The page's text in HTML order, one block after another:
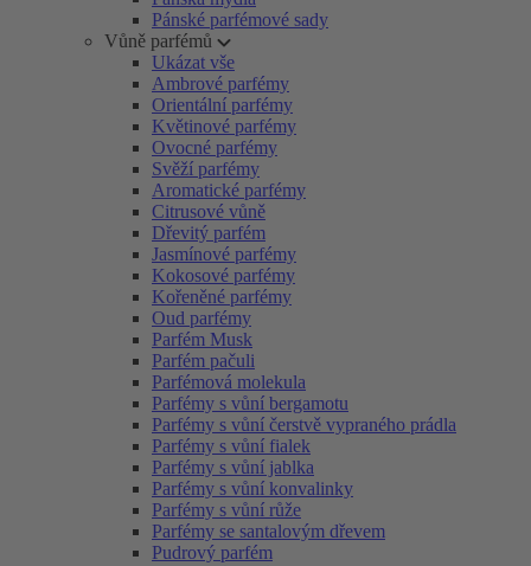
Pánské parfémové sady
Vůně parfémů
Ukázat vše
Ambrové parfémy
Orientální parfémy
Květinové parfémy
Ovocné parfémy
Svěží parfémy
Aromatické parfémy
Citrusové vůně
Dřevitý parfém
Jasmínové parfémy
Kokosové parfémy
Kořeněné parfémy
Oud parfémy
Parfém Musk
Parfém pačuli
Parfémová molekula
Parfémy s vůní bergamotu
Parfémy s vůní čerstvě vypraného prádla
Parfémy s vůní fialek
Parfémy s vůní jablka
Parfémy s vůní konvalinky
Parfémy s vůní růže
Parfémy se santalovým dřevem
Pudrový parfém